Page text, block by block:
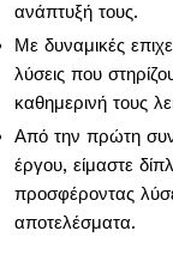
ανάπτυξή τους.
Με δυναμικές
λύσεις που
καθημερινή τους
Από την πρώτη
έργου, είμαστε
προσφέροντας
αποτελέσματα.